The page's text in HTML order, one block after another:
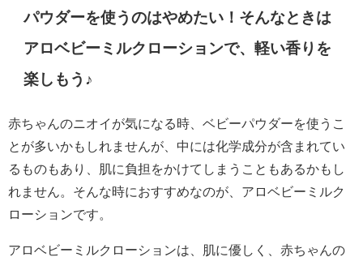
パウダーを使うのはやめたい！そんなときは
アロベビーミルクローションで、軽い香りを
楽しもう♪
赤ちゃんのニオイが気になる時、ベビーパウダーを使うこ
とが多いかもしれませんが、中には化学成分が含まれてい
るものもあり、肌に負担をかけてしまうこともあるかもし
れません。そんな時におすすめなのが、アロベビーミルク
ローションです。
アロベビーミルクローションは、肌に優しく、赤ちゃんの